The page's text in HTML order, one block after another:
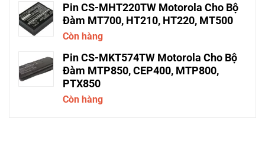
Pin CS-MHT220TW Motorola Cho Bộ
Đàm MT700, HT210, HT220, MT500
Còn hàng
Pin CS-MKT574TW Motorola Cho Bộ
Đàm MTP850, CEP400, MTP800,
PTX850
Còn hàng